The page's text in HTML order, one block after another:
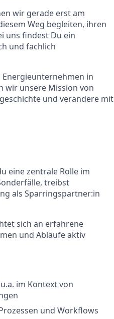
wir gerade erst am
Weg begleiten, ihren
uns findest Du ein
und fachlich
in
wir unsere Mission von
und verändere mit
eine zentrale Rolle im
treibst
als Sparringspartner:in
sich an erfahrene
und Abläufe aktiv
im Kontext von
und Workflows